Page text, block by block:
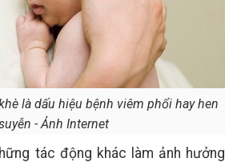
là dấu hiệu bệnh viêm phổi hay hen
- Ảnh Internet
tác động khác làm ảnh hưởng